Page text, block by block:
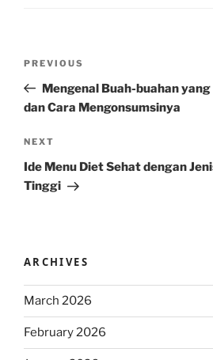
Previous
Post
PREVIOUS
Mengenal Buah-buahan
dan Cara Mengonsumsinya
Next
Post
NEXT
Ide Menu Diet Sehat dengan
Tinggi
ARCHIVES
March 2026
February 2026